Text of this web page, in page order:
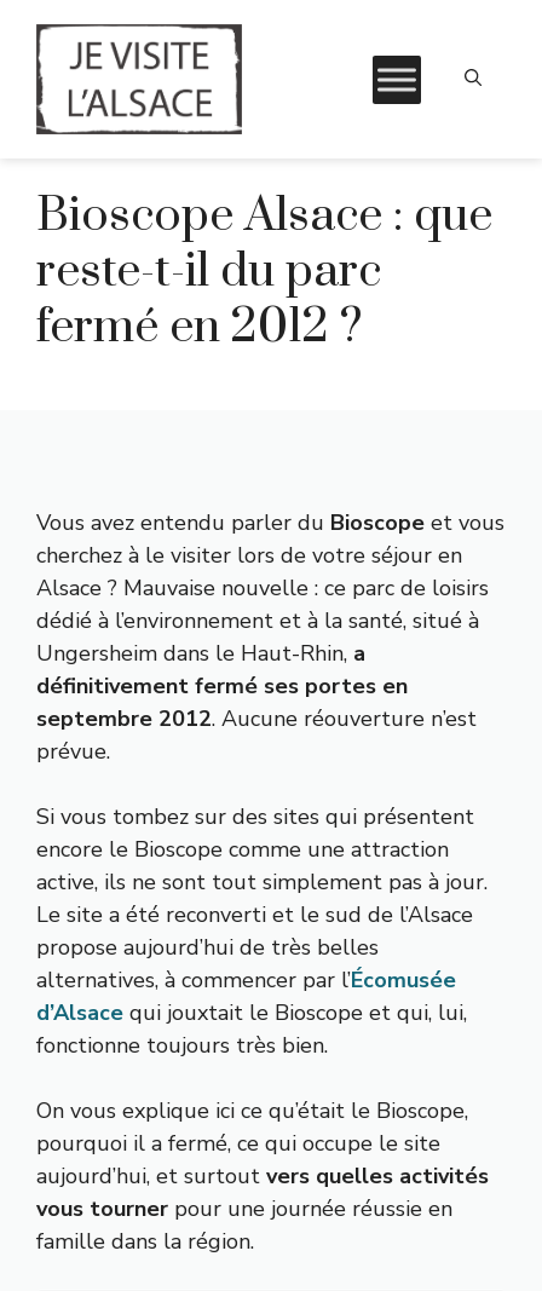
contenuBioscope Alsace : que
reste-t-il du parc
fermé en 2012 ?
Vous avez entendu parler du Bioscope et vous
cherchez à le visiter lors de votre séjour en
Alsace ? Mauvaise nouvelle : ce parc de loisirs
dédié à l’environnement et à la santé, situé à
Ungersheim dans le Haut-Rhin, a
définitivement fermé ses portes en
septembre 2012. Aucune réouverture n’est
prévue.
Si vous tombez sur des sites qui présentent
encore le Bioscope comme une attraction
active, ils ne sont tout simplement pas à jour.
Le site a été reconverti et le sud de l’Alsace
propose aujourd’hui de très belles
alternatives, à commencer par l’Écomusée
d’Alsace qui jouxtait le Bioscope et qui, lui,
fonctionne toujours très bien.
On vous explique ici ce qu’était le Bioscope,
pourquoi il a fermé, ce qui occupe le site
aujourd’hui, et surtout vers quelles activités
vous tourner pour une journée réussie en
famille dans la région.